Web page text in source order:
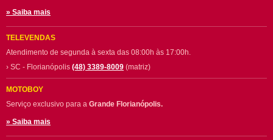
» Saiba mais
TELEVENDAS
Atendimento de segunda à sexta das 08:00h às 17:00h.
› SC - Florianópolis (48) 3389-8009 (matriz)
MOTOBOY
Serviço exclusivo para a Grande Florianópolis.
» Saiba mais